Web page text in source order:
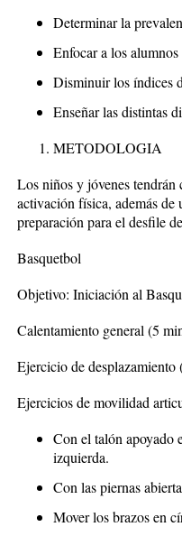
Determinar la
Enfocar a los
Disminuir los índices
Enseñar las distintas
METODOLOGIA
Los niños y jóvenes tendrán
activación física, además
preparación para el desfile
Basquetbol
Objetivo: Iniciación al
Calentamiento general (5
Ejercicio de desplazamiento
Ejercicios de movilidad
Con el talón apoyado
izquierda.
Con las piernas
Mover los brazos en